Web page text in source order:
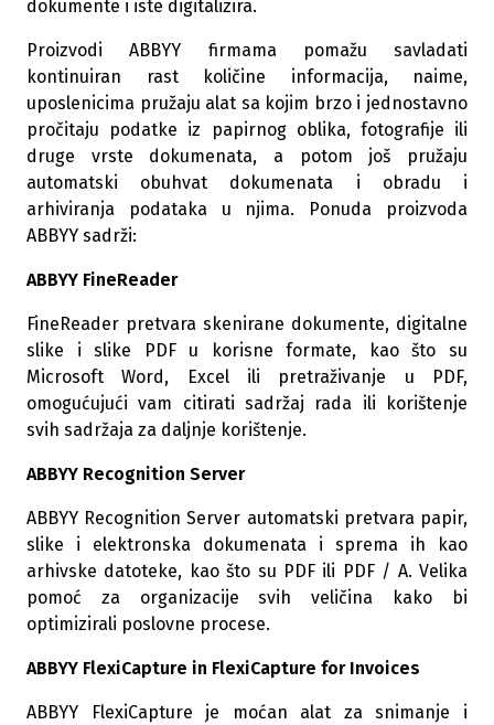
dokumente i iste digitalizira.
Proizvodi ABBYY firmama pomažu savladati
kontinuiran rast količine informacija, naime,
uposlenicima pružaju alat sa kojim brzo i jednostavno
pročitaju podatke iz papirnog oblika, fotografije ili
druge vrste dokumenata, a potom još pružaju
automatski obuhvat dokumenata i obradu i
arhiviranja podataka u njima. Ponuda proizvoda
ABBYY sadrži:
ABBYY FineReader
FineReader pretvara skenirane dokumente, digitalne
slike i slike PDF u korisne formate, kao što su
Microsoft Word, Excel ili pretraživanje u ​​PDF,
omogućujući vam citirati sadržaj rada ili korištenje
svih sadržaja za daljnje korištenje.
ABBYY Recognition Server
ABBYY Recognition Server automatski pretvara papir,
slike i elektronska dokumenata i sprema ih kao
arhivske datoteke, kao što su PDF ili PDF / A. Velika
pomoć za organizacije svih veličina kako bi
optimizirali poslovne procese.
ABBYY FlexiCapture in FlexiCapture for Invoices
ABBYY FlexiCapture je moćan alat za snimanje i